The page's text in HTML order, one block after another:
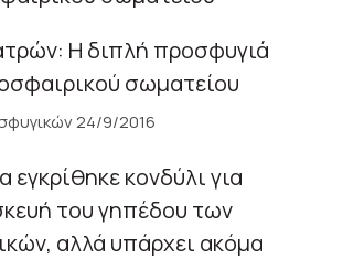
24/9/2016
κονδύλι για
του γηπέδου των
αλλά υπάρχει ακόμα